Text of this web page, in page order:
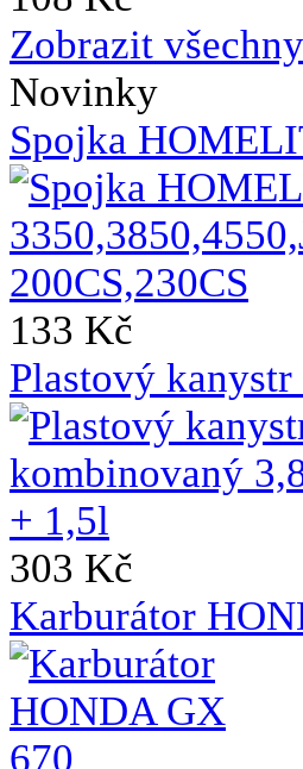
Zobrazit
Novinky
Spojka
133 Kč
Plastový
303 Kč
Karburátor